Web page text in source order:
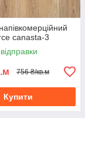
canasta-3
756 ₴/кв.м
Купити